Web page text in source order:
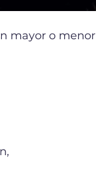
mayor o menor